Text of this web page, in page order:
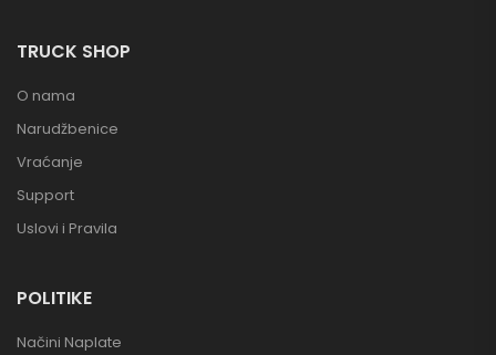
TRUCK SHOP
O nama
Narudžbenice
Vraćanje
Support
Uslovi i Pravila
POLITIKE
Načini Naplate